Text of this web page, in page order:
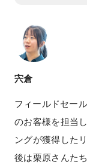
宍倉
フィールドセー
のお客様を担当
ングが獲得した
後は栗原さんた